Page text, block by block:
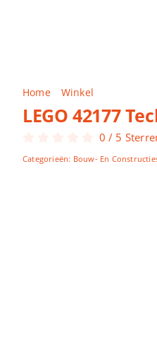
Home Winkel
LEGO 42177
0 / 5
Categorieën: Bouw- En